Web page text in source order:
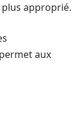
approprié.
aux